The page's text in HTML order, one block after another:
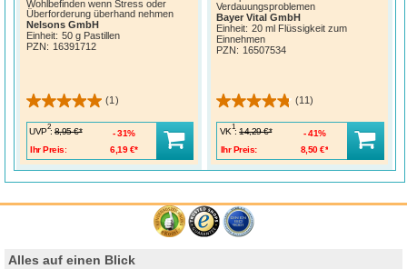
Wohlbefinden wenn Stress oder
Überforderung überhand nehmen
Nelsons GmbH
Einheit: 50 g Pastillen
PZN : 16391712
(1)
UVP
2
: 8,95 €*
Ihr Preis:
6,19 €*
31%
Verdauungsproblemen
Bayer Vital GmbH
Einheit: 20 ml Flüssigkeit zum
Einnehmen
PZN : 16507534
(11)
VK
1
: 14,29 €*
Ihr Preis:
8,50 €*
41%
Alles auf einen Blick